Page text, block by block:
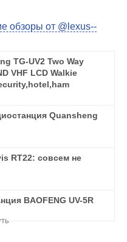
обзоры от @lexus--
TG-UV2 Two Way
VHF LCD Walkie
Quansheng
RT22: совсем не
BAOFENG UV-5R